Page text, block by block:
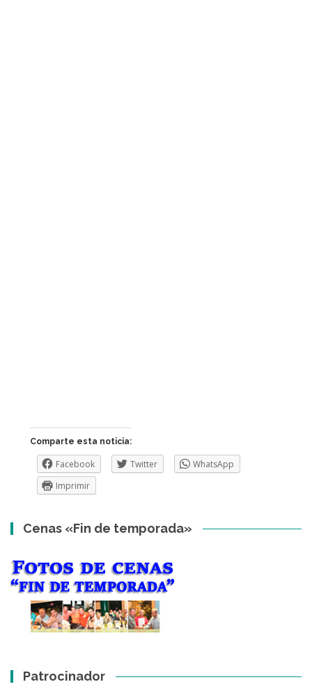
Comparte esta noticia:
Facebook Twitter
WhatsApp
Imprimir
Cenas «Fin de temporada»
Patrocinador